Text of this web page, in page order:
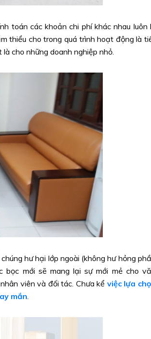
toán các khoản chi phí khác nhau luôn
thiểu cho trong quá trình hoạt động là
cho những doanh nghiệp nhỏ.
hư hại lớp ngoài (không hư hỏng
bọc mới sẽ mang lại sự mới mẻ cho
viên và đối tác. Chưa kể việc lựa
mắn